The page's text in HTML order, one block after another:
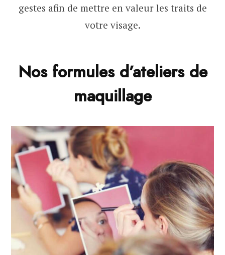
gestes afin de mettre en valeur les traits de
votre visage.
Nos formules d’ateliers de
maquillage